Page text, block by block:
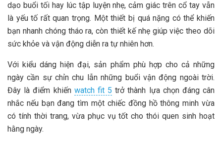
dạo buổi tối hay lúc tập luyện nhẹ, cảm giác trên cổ tay vẫn
là yếu tố rất quan trọng. Một thiết bị quá nặng có thể khiến
bạn nhanh chóng tháo ra, còn thiết kế nhẹ giúp việc theo dõi
sức khỏe và vận động diễn ra tự nhiên hơn.
Với kiểu dáng hiện đại, sản phẩm phù hợp cho cả những
ngày cần sự chỉn chu lẫn những buổi vận động ngoài trời.
Đây là điểm khiến watch fit 5 trở thành lựa chọn đáng cân
nhắc nếu bạn đang tìm một chiếc đồng hồ thông minh vừa
có tính thời trang, vừa phục vụ tốt cho thói quen sinh hoạt
hằng ngày.